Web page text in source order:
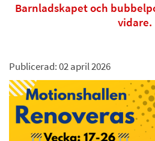
Barnladskapet och
vidare.
Publicerad: 02 april 2026